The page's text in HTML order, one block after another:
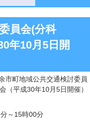
員会(分科
年10月5日開
市町地域公共交通検討委員
（平成30年10月5日開催）
～15時00分